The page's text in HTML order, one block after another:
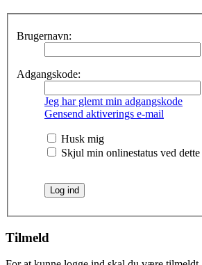
Brugernavn:
Adgangskode:
Jeg har glemt min adgangskode
Gensend aktiverings e-mail
Husk mig
Skjul min onlinestatus ved dette
Tilmeld